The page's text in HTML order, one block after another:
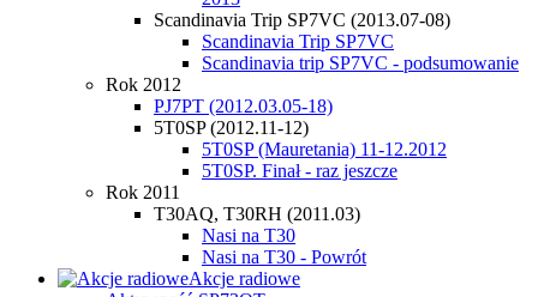
Scandinavia Trip SP7VC (2013.07-08)
Scandinavia Trip SP7VC
Scandinavia trip SP7VC - podsumowanie
Rok 2012
PJ7PT (2012.03.05-18)
5T0SP (2012.11-12)
5T0SP (Mauretania) 11-12.2012
5T0SP. Finał - raz jeszcze
Rok 2011
T30AQ, T30RH (2011.03)
Nasi na T30
Nasi na T30 - Powrót
Akcje radiowe